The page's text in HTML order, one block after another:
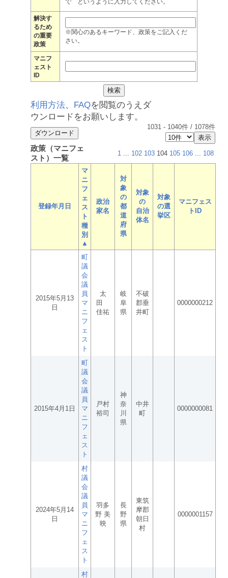
で というように入力してください。
解決す
るため
の重要
政策
※関心のあるキーワード、政策をご記入くだ
さい。
マニフ
ェスト
ID
利用方法、 FAQを閲覧のうえダ
ウンロードをお願いします。
1031 - 1040件 / 1078件
政策（マニフェ
スト）一覧
1 ... 102 103 104 105 106 ... 108
登録年月日
マ
ニ
フ
ェ
ス
ト
種
別
▲
政治
家名
対
象
の
都
道
府
県
対象
の
自治
体名
対象
の選
挙区
マニフェス
トID
2015年5月13
日
町
議
会
議
員
マ
ニ
フ
ェ
ス
ト
太
田
佳祐
岐
阜
県
不破
郡垂
井町
0000000212
2015年4月1日
町
議
会
議
員
マ
ニ
フ
ェ
ス
ト
戸村
裕司
神
奈
川
県
中井
町
0000000081
2024年5月14
日
村
議
会
議
員
マ
ニ
フ
ェ
ス
ト
羽多
野 美
映
長
野
県
東筑
摩郡
朝日
村
0000001157
村